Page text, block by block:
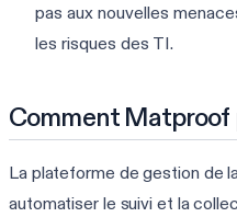
pas aux nouvelles
les risques des TI.
Comment Matproof
La plateforme de gestion de
automatiser le suivi et la